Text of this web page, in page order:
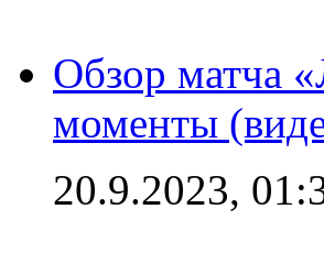
Обзор матча
моменты
20.9.2023,